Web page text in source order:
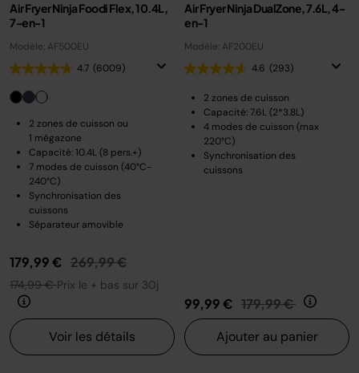
Air Fryer Ninja Foodi Flex, 10.4L,
7-en-1
Modèle: AF500EU
4.7 (6009)
2 zones de cuisson ou
1 mégazone
Capacité: 10.4L (8 pers.+)
7 modes de cuisson (40°C-
240°C)
Synchronisation des
cuissons
Séparateur amovible
179,99 € Prix réduit de
269,99 €au
174,99 €Prix le + bas sur 30j
Voir les détails
Air Fryer Ninja DualZone, 7.6L, 4-
en-1
Modèle: AF200EU
4.6 (293)
2 zones de cuisson
Capacité: 7.6L (2*3.8L)
4 modes de cuisson (max
220°C)
Synchronisation des
cuissons
99,99 € Prix réduit de
179,99 € au
Ajouter au panier